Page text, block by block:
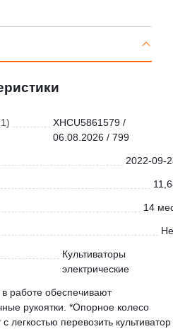
XHCU5861579 /
06.08.2026 / 799
2022-09-
14
Культиваторы
электрические
работе обеспечивают
рукоятки. *Опорное колесо
с легкостью перевозить культиватор